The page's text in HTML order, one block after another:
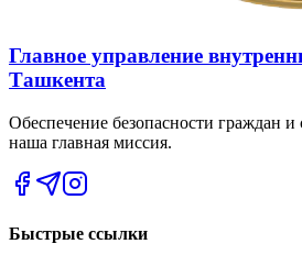
Главное управление
Ташкента
Обеспечение безопасности граждан
наша главная миссия.
Быстрые ссылки